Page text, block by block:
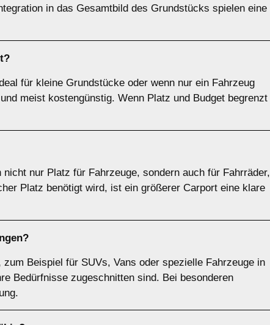
in das Gesamtbild des Grundstücks spielen eine
für kleine Grundstücke oder wenn nur ein Fahrzeug
meist kostengünstig. Wenn Platz und Budget begrenzt
nur Platz für Fahrzeuge, sondern auch für Fahrräder,
Platz benötigt wird, ist ein größerer Carport eine klare
Beispiel für SUVs, Vans oder spezielle Fahrzeuge in
Bedürfnisse zugeschnitten sind. Bei besonderen